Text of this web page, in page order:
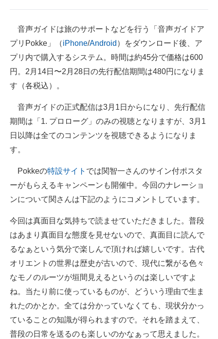
音声ガイドは旅のサポートなどを行う「音声ガイドア
プリPokke」（iPhone/Android ）をダウンロード後、ア
プリ内で購入するシステム。時間は約45分で価格は600
円。2月14日〜2月28日の先行配信期間は480円になりま
す（各税込）。
音声ガイドの正式配信は3月1日からになり、先行配信
期間は「1. プロローグ」のみの視聴となりますが、3月1
日以降は全てのコンテンツを視聴できるようになりま
す。
Pokkeの特設サイト では関智一さんのサイン付ポスタ
ーがもらえるキャンペーンも開催中。今回のナレーショ
ンについて関さんは下記のようにコメントしています。
今回は真面目な気持ちで読ませていただきました。普段
はあまり真面目な態度を見せないので、真面目に読んで
るなぁという気分で楽しんで頂ければ嬉しいです。古代
オリエントの世界は歴史が古いので、現代に繋がる色々
なモノのルーツが垣間見えるというのは楽しいですよ
ね。当たり前に使っているものが、どういう理由で生ま
れたのかとか。全ては分かっていなくても、現状分かっ
ていることの知識が得られますので。それを踏まえて、
普段の日常を送るのも楽しいのかなぁって思えました。